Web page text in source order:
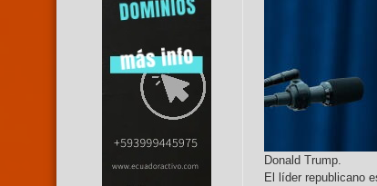
Donald Trump.
El líder republicano